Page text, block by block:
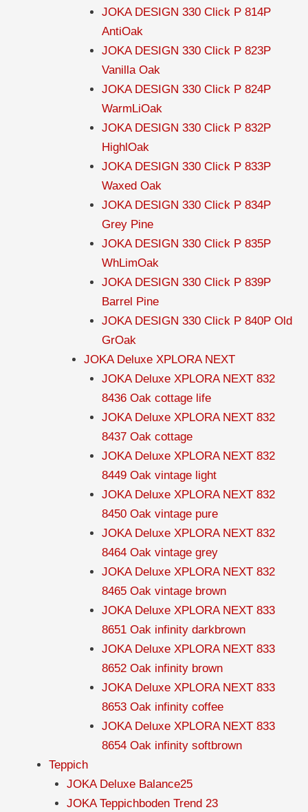
JOKA DESIGN 330 Click P 814P
AntiOak
JOKA DESIGN 330 Click P 823P
Vanilla Oak
JOKA DESIGN 330 Click P 824P
WarmLiOak
JOKA DESIGN 330 Click P 832P
HighlOak
JOKA DESIGN 330 Click P 833P
Waxed Oak
JOKA DESIGN 330 Click P 834P
Grey Pine
JOKA DESIGN 330 Click P 835P
WhLimOak
JOKA DESIGN 330 Click P 839P
Barrel Pine
JOKA DESIGN 330 Click P 840P Old
GrOak
JOKA Deluxe XPLORA NEXT
JOKA Deluxe XPLORA NEXT 832
8436 Oak cottage life
JOKA Deluxe XPLORA NEXT 832
8437 Oak cottage
JOKA Deluxe XPLORA NEXT 832
8449 Oak vintage light
JOKA Deluxe XPLORA NEXT 832
8450 Oak vintage pure
JOKA Deluxe XPLORA NEXT 832
8464 Oak vintage grey
JOKA Deluxe XPLORA NEXT 832
8465 Oak vintage brown
JOKA Deluxe XPLORA NEXT 833
8651 Oak infinity darkbrown
JOKA Deluxe XPLORA NEXT 833
8652 Oak infinity brown
JOKA Deluxe XPLORA NEXT 833
8653 Oak infinity coffee
JOKA Deluxe XPLORA NEXT 833
8654 Oak infinity softbrown
Teppich
JOKA Deluxe Balance25
JOKA Teppichboden Trend 23